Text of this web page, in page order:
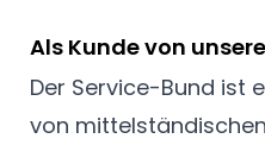
Als Kunde von
Der Service-Bund ist
von mittelständischen